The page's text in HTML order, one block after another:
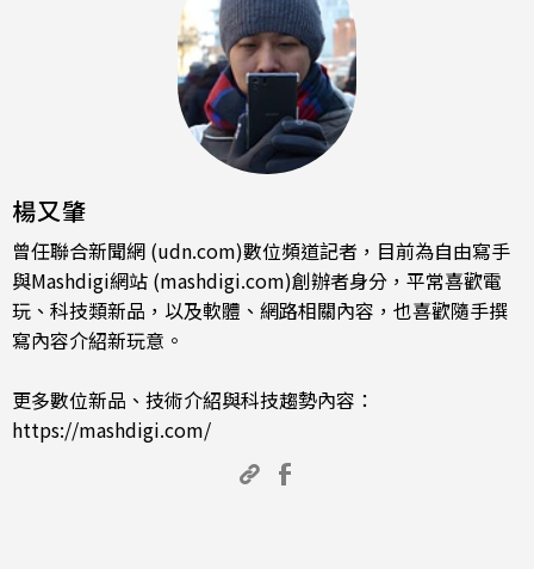
楊又肇
曾任聯合新聞網 (udn.com)數位頻道記者，目前為自由寫手
與Mashdigi網站 (mashdigi.com)創辦者身分，平常喜歡電
玩、科技類新品，以及軟體、網路相關內容，也喜歡隨手撰
寫內容介紹新玩意。
更多數位新品、技術介紹與科技趨勢內容：
https://mashdigi.com/